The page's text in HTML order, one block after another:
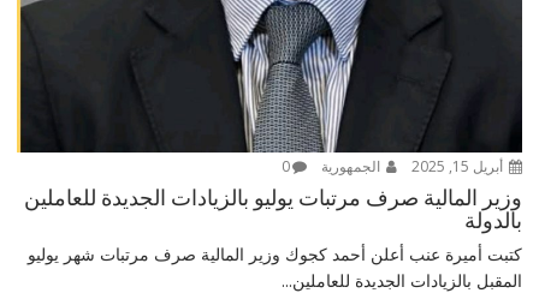
أبريل 15, 2025 الجمهورية 0
وزير المالية صرف مرتبات يوليو بالزيادات الجديدة للعاملين
بالدولة
كتبت أميرة عنب أعلن أحمد كجوك وزير المالية صرف مرتبات شهر يوليو
المقبل بالزيادات الجديدة للعاملين...